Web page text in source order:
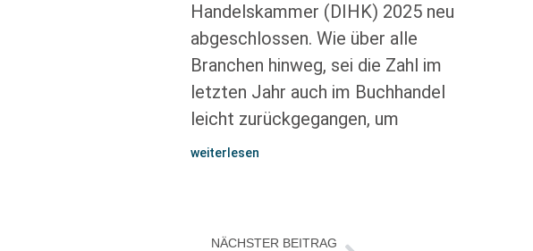
Handelskammer (DIHK) 2025 neu
abgeschlossen. Wie über alle
Branchen hinweg, sei die Zahl im
letzten Jahr auch im Buchhandel
leicht zurückgegangen, um
weiterlesen
NÄCHSTER BEITRAG